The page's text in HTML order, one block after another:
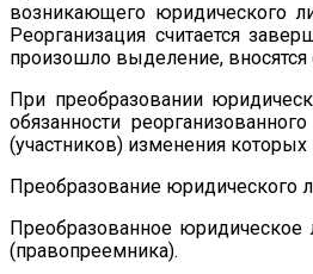
возникающего юридического
Реорганизация считается
произошло выделение,
При преобразовании
обязанности
(участников) изменения
Преобразование юридического
Преобразованное юридическое
(правопреемника).